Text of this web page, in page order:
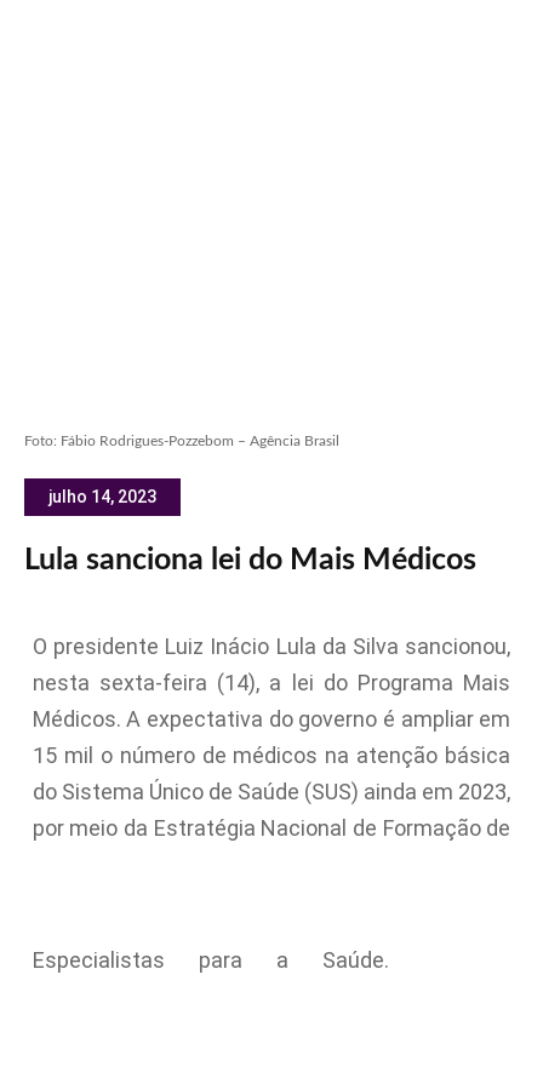
Foto: Fábio Rodrigues-Pozzebom – Agência Brasil
julho 14, 2023
Lula sanciona lei do Mais Médicos
O presidente Luiz Inácio Lula da Silva sancionou,
nesta sexta-feira (14), a lei do Programa Mais
Médicos. A expectativa do governo é ampliar em
15 mil o número de médicos na atenção básica
do Sistema Único de Saúde (SUS) ainda em 2023,
por meio da Estratégia Nacional de Formação de
Especialistas para a Saúde.